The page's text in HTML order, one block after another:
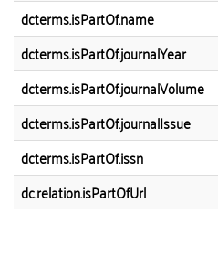
dcterms.isPartOf.name
dcterms.isPartOf.journalYear
dcterms.isPartOf.journalVolume
dcterms.isPartOf.journalIssue
dcterms.isPartOf.issn
dc.relation.isPartOfUrl